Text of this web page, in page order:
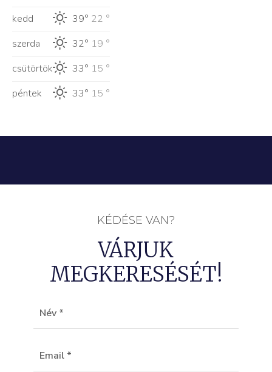
kedd
39° 22 °
szerda
32° 19 °
csütörtök
33° 15 °
péntek
33° 15 °
KÉDÉSE VAN?
VÁRJUK
MEGKERESÉSÉT!